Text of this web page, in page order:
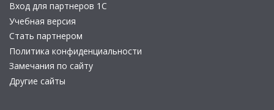
Вход для партнеров 1С
Учебная версия
Стать партнером
Политика конфиденциальности
Замечания по сайту
Другие сайты